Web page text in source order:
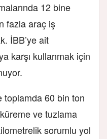
12 bine
fazla araç iş
İBB’ye ait
karşı kullanmak için
toplamda 60 bin ton
ve tuzlama
sorumlu yol